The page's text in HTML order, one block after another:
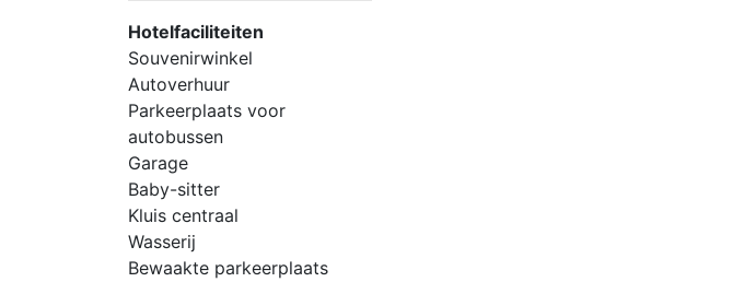
Hotelfaciliteiten
Souvenirwinkel
Autoverhuur
Parkeerplaats voor
autobussen
Garage
Baby-sitter
Kluis centraal
Wasserij
Bewaakte parkeerplaats